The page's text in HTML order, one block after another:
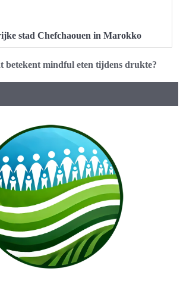
stad Chefchaouen in Marokko
betekent mindful eten tijdens drukte?